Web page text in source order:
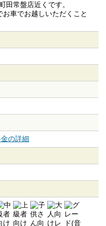
田常盤店近くです。
車でお越しいただくこと
の詳細